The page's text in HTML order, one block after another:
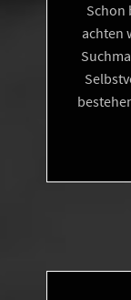
Schon
achten